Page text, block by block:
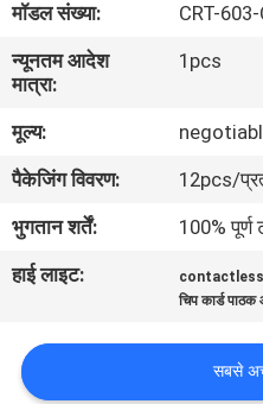
में
कारखाना
भ्रमण
गुणवत्ता
नियंत्रण
संपर्क
करें
मॉडल संख्या:
CRT-
न्यूनतम आदेश
मात्रा:
1pcs
मूल्य:
पैकेजिंग विवरण:
12pcs/
भुगतान शर्तें:
100% पूर्ण
हाई लाइट:
contactless
चिप कार्ड
सबसे